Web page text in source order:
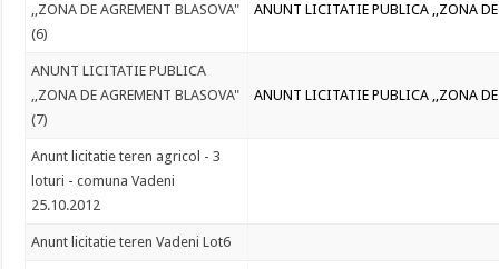
,,ZONA DE AGREMENT BLASOVA"
(6)
ANUNT LICITATIE PUBLICA ,,ZONA
ANUNT LICITATIE PUBLICA
,,ZONA DE AGREMENT BLASOVA"
(7)
ANUNT LICITATIE PUBLICA ,,ZONA
Anunt licitatie teren agricol - 3
loturi - comuna Vadeni
25.10.2012
Anunt licitatie teren Vadeni Lot6